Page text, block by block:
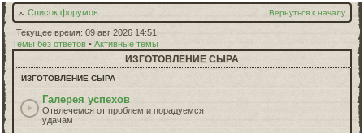
Список форумов Вернуться к началу
Текущее время: 09 авг 2026 14:51
Темы без ответов • Активные темы
ИЗГОТОВЛЕНИЕ СЫРА
ИЗГОТОВЛЕНИЕ СЫРА
Галерея успехов
Отвлечемся от проблем и порадуемся
удачам